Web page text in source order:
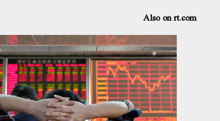
Also